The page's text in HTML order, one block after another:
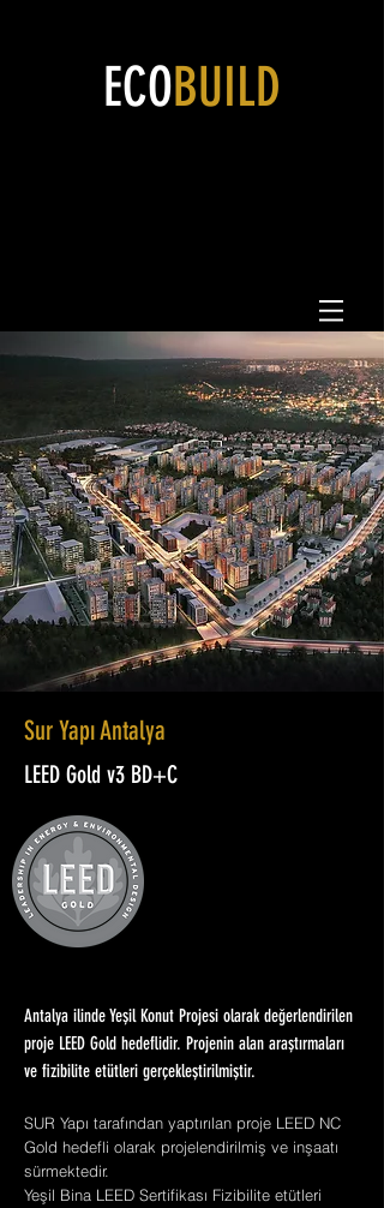
ECOBUILD
Sur Yapı Antalya
LEED Gold v3 BD+C
Antalya ilinde Yeşil Konut Projesi olarak değerlendirilen
proje LEED Gold hedeflidir. Projenin alan araştırmaları
ve fizibilite etütleri gerçekleştirilmiştir.
SUR Yapı tarafından yaptırılan proje LEED NC
Gold hedefli olarak projelendirilmiş ve inşaatı
sürmektedir.
Yeşil Bina LEED Sertifikası Fizibilite etütleri